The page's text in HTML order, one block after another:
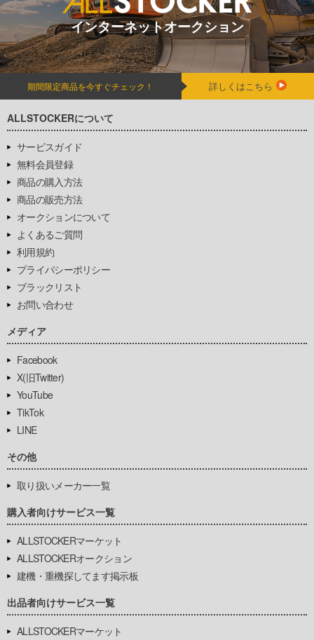
インターネットオークション
期間限定商品を今すぐチェック！ 詳しくはこちら
ALLSTOCKERについて
サービスガイド
無料会員登録
商品の購入方法
商品の販売方法
オークションについて
よくあるご質問
利用規約
プライバシーポリシー
ブラックリスト
お問い合わせ
メディア
Facebook
X(旧Twitter)
YouTube
TikTok
LINE
その他
取り扱いメーカー一覧
購入者向けサービス一覧
ALLSTOCKERマーケット
ALLSTOCKERオークション
建機・重機探してます掲示板
出品者向けサービス一覧
ALLSTOCKERマーケット